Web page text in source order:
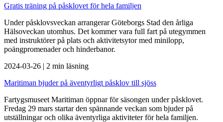
Gratis träning på påsklovet för hela familjen
Under påsklovsveckan arrangerar Göteborgs Stad den årliga
Hälsoveckan utomhus. Det kommer vara full fart på utegymmen
med instruktörer på plats och aktivitetsytor med minilopp,
poängpromenader och hinderbanor.
2024-03-26 | 2 min läsning
Maritiman bjuder på äventyrligt påsklov till sjöss
Fartygsmuseet Maritiman öppnar för säsongen under påsklovet.
Fredag 29 mars startar den spännande veckan som bjuder på
utställningar och olika äventyrliga aktiviteter för hela familjen.